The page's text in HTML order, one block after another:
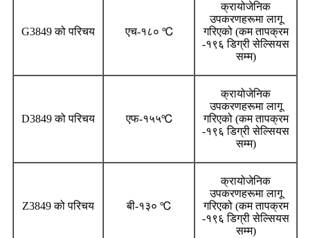
G3849 को परिचय एच-१८० ℃
क्रायोजेनिक
उपकरणहरूमा लागू
गरिएको (कम तापक्रम
-१९६ डिग्री सेल्सियस
सम्म)
D3849 को परिचय एफ-१५५℃
क्रायोजेनिक
उपकरणहरूमा लागू
गरिएको (कम तापक्रम
-१९६ डिग्री सेल्सियस
सम्म)
Z3849 को परिचय बी-१३० ℃
क्रायोजेनिक
उपकरणहरूमा लागू
गरिएको (कम तापक्रम
-१९६ डिग्री सेल्सियस
सम्म)